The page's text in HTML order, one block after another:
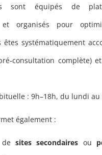
sont équipés de
et organisés pour
êtes systématiquement
consultation complète) et
: 9h–18h, du lundi au
également :
desites secondaires ou